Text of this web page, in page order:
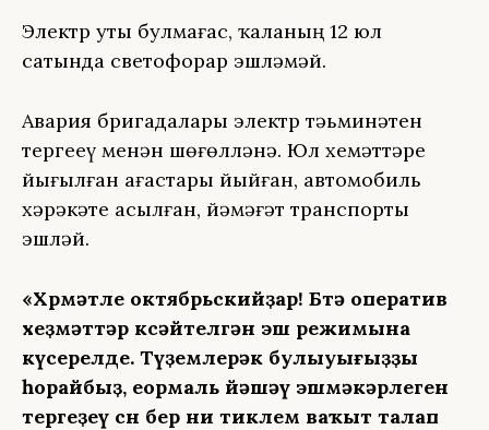
Электр уты булмағас, ҡаланың 12 юл
сатында светофорҙар эшләмәй.
Авария бригадалары электр тәьминәтен
тергеҙеү менән шөғөлләнә. Юл хеҙмәттәре
йығылған ағастарҙы йыйған, автомобиль
хәрәкәте асылған, йәмәғәт транспорты
эшләй.
«Хөрмәтле октябрьскийҙар! Бөтә оператив
хеҙмәттәр көсәйтелгән эш режимына
күсерелде. Түҙемлерәк булыуығыҙҙы
һорайбыҙ, еормаль йәшәү эшмәкәрлеген
тергеҙеү өсөн бер ни тиклем ваҡыт талап